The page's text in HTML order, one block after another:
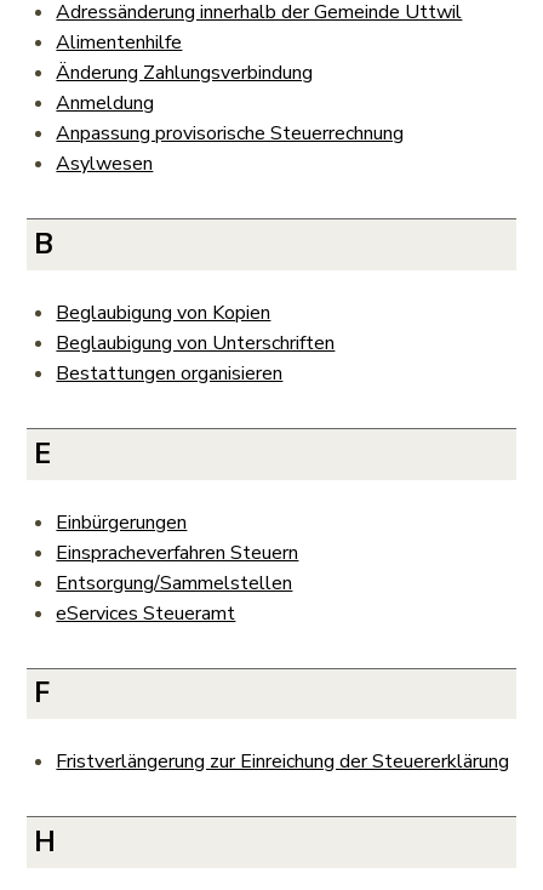
Adressänderung innerhalb der Gemeinde Uttwil
Alimentenhilfe
Änderung Zahlungsverbindung
Anmeldung
Anpassung provisorische Steuerrechnung
Asylwesen
B
Beglaubigung von Kopien
Beglaubigung von Unterschriften
Bestattungen organisieren
E
Einbürgerungen
Einspracheverfahren Steuern
Entsorgung/Sammelstellen
eServices Steueramt
F
Fristverlängerung zur Einreichung der Steuererklärung
H